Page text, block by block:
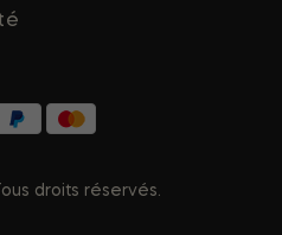
droits réservés.